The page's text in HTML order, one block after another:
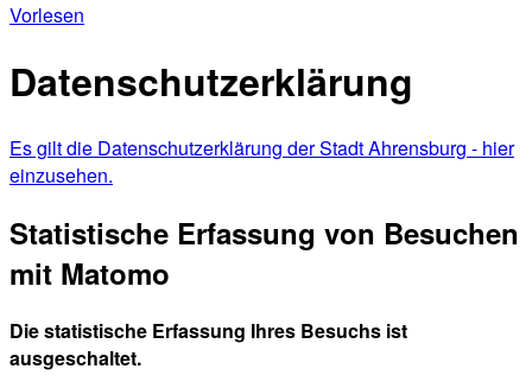
Vorlesen
Datenschutzerklärung
Es gilt die Datenschutzerklärung der Stadt Ahrensburg - hier
einzusehen.
Statistische Erfassung von Besuchen
mit Matomo
Die statistische Erfassung Ihres Besuchs ist
ausgeschaltet.